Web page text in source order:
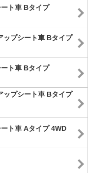
ト車 Bタイプ
ップシート車 Bタイプ
ト車 Bタイプ
ップシート車 Bタイプ
ト車 Aタイプ 4WD